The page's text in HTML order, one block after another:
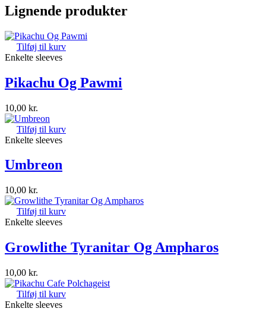
Lignende produkter
Tilføj til kurv
Enkelte sleeves
Pikachu Og Pawmi
10,00 kr.
Tilføj til kurv
Enkelte sleeves
Umbreon
10,00 kr.
Tilføj til kurv
Enkelte sleeves
Growlithe Tyranitar Og Ampharos
10,00 kr.
Tilføj til kurv
Enkelte sleeves